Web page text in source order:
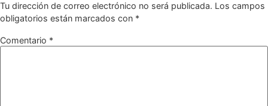
Tu dirección de correo electrónico no será publicada. Los campos
obligatorios están marcados con *
Comentario *